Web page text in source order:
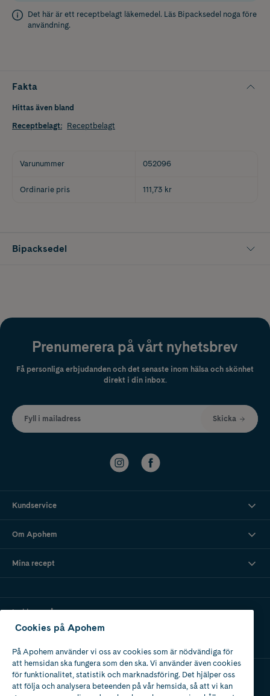
Det här är ett receptbelagt läkemedel. Läs Bipacksedel noga före
användning.
Fakta
Hittas även bland
Receptbelagt: Receptbelagt
Varunummer 052096
Ordinarie pris 111,73 kr
Bipacksedel
Prenumerera på vårt nyhetsbrev
Få personliga erbjudanden och det senaste inom hälsa och skönhet
direkt i din inbox.
Fyll i mailadress Skicka
Kundservice
Om Apohem
Mina recept
Ladda ner vår app
Apotek med tillstånd
Cookies på Apohem
På Apohem använder vi oss av cookies som är nödvändiga för
att hemsidan ska fungera som den ska. Vi använder även cookies
för funktionalitet, statistik och marknadsföring. Det hjälper oss
att följa och analysera beteenden på vår hemsida, så att vi kan